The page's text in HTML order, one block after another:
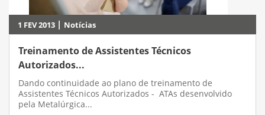
1 FEV 2013 | Notícias
Treinamento de Assistentes Técnicos
Autorizados...
Dando continuidade ao plano de treinamento de
Assistentes Técnicos Autorizados - ATAs desenvolvido
pela Metalúrgica...